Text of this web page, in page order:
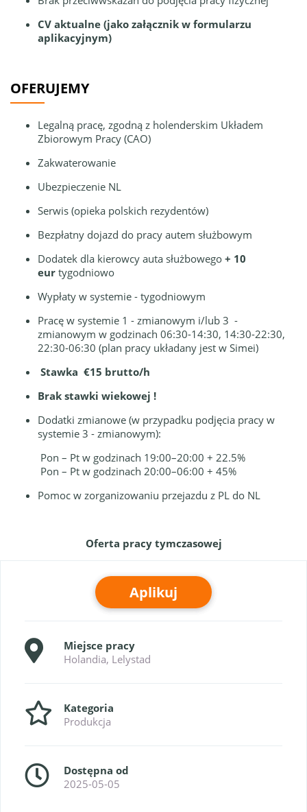
CV aktualne (jako załącznik w formularzu
aplikacyjnym)
OFERUJEMY
Legalną pracę, zgodną z holenderskim Układem
Zbiorowym Pracy (CAO)
Zakwaterowanie
Ubezpieczenie NL
Serwis (opieka polskich rezydentów)
Bezpłatny dojazd do pracy autem służbowym
Dodatek dla kierowcy auta służbowego + 10
eur tygodniowo
Wypłaty w systemie - tygodniowym
Pracę w systemie 1 - zmianowym i/lub 3 -
zmianowym w godzinach 06:30-14:30, 14:30-22:30,
22:30-06:30 (plan pracy układany jest w Simei)
Stawka €15 brutto/h
Brak stawki wiekowej !
Dodatki zmianowe (w przypadku podjęcia pracy w
systemie 3 - zmianowym):
Pon – Pt w godzinach 19:00–20:00 + 22.5%
Pon – Pt w godzinach 20:00–06:00 + 45%
Pomoc w zorganizowaniu przejazdu z PL do NL
Oferta pracy tymczasowej
Aplikuj
Miejsce pracy
Holandia, Lelystad
Kategoria
Produkcja
Dostępna od
2025-05-05